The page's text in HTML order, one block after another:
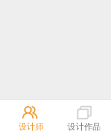
设计师 设计作品